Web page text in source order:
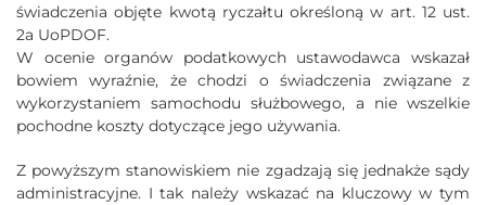
świadczenia objęte kwotą ryczałtu określoną w art. 12 ust.
2a UoPDOF.
W ocenie organów podatkowych ustawodawca wskazał
bowiem wyraźnie, że chodzi o świadczenia związane z
wykorzystaniem samochodu służbowego, a nie wszelkie
pochodne koszty dotyczące jego używania.
Z powyższym stanowiskiem nie zgadzają się jednakże sądy
administracyjne. I tak należy wskazać na kluczowy w tym